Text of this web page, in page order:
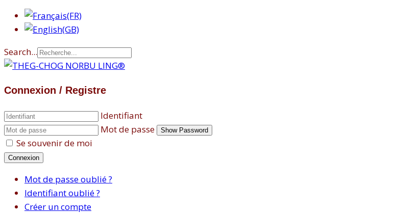
Search...
Connexion / Registre
Identifiant
Mot de passe
Show Password
Se souvenir de moi
Connexion
Mot de passe oublié ?
Identifiant oublié ?
Créer un compte